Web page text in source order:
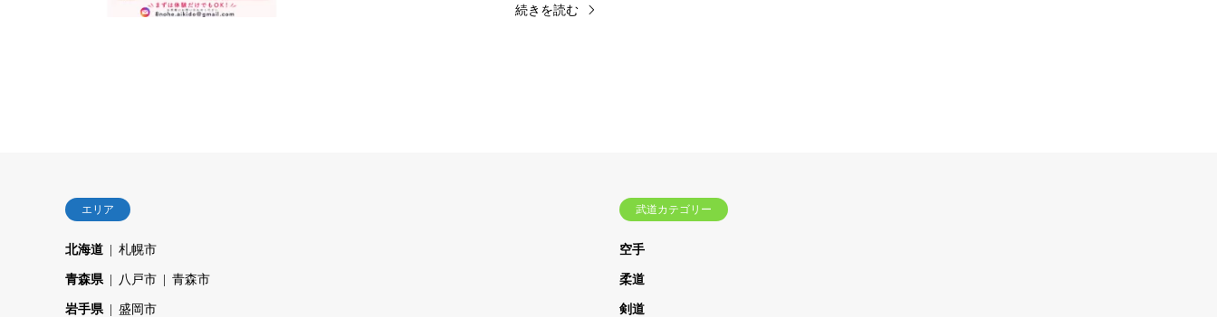
続きを読む
エリア
北海道 札幌市
青森県 八戸市 青森市
岩手県 盛岡市
武道カテゴリー
空手
柔道
剣道